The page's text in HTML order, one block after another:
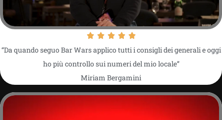
“Da quando seguo Bar Wars applico tutti i consigli dei generali e oggi
ho più controllo sui numeri del mio locale”
Miriam Bergamini